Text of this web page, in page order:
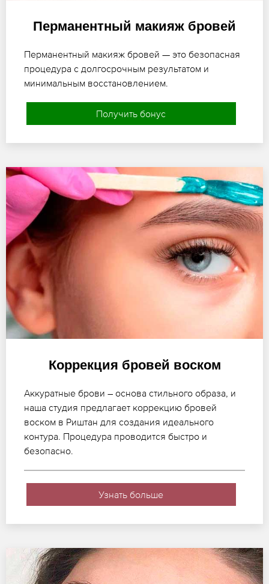
Перманентный макияж бровей
Перманентный макияж бровей — это безопасная
процедура с долгосрочным результатом и
минимальным восстановлением.
Получить бонус
Коррекция бровей воском
Аккуратные брови – основа стильного образа, и
наша студия предлагает коррекцию бровей
воском в Риштан для создания идеального
контура. Процедура проводится быстро и
безопасно.
Узнать больше